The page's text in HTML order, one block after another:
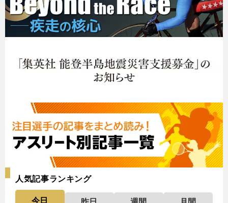
人気記事ランキング
今日